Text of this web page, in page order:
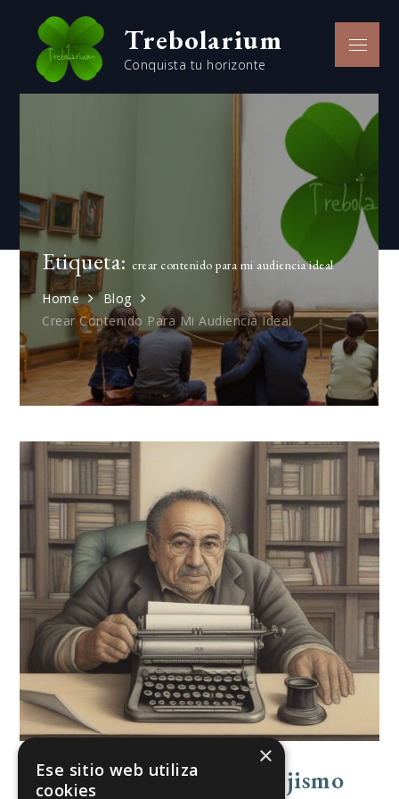
content
Trebolarium
Conquista tu horizonte
Menu
Etiqueta: crear contenido para mi audiencia ideal
Home
Blog
Crear Contenido Para Mi Audiencia Ideal
El Lector Ideal: ¿Un Espejismo
×
Ese sitio web utiliza
cookies